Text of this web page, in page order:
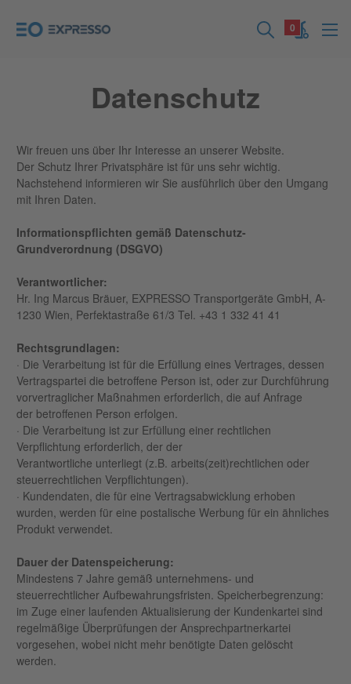
0
Datenschutz
Wir freuen uns über Ihr Interesse an unserer Website.
Der Schutz Ihrer Privatsphäre ist für uns sehr wichtig.
Nachstehend informieren wir Sie ausführlich über den Umgang
mit Ihren Daten.
Informationspflichten gemäß Datenschutz-
Grundverordnung (DSGVO)
Verantwortlicher:
Hr. Ing Marcus Bräuer, EXPRESSO Transportgeräte GmbH, A-
1230 Wien, Perfektastraße 61/3 Tel. +43 1 332 41 41
Rechtsgrundlagen:
· Die Verarbeitung ist für die Erfüllung eines Vertrages, dessen
Vertragspartei die betroffene Person ist, oder zur Durchführung
vorvertraglicher Maßnahmen erforderlich, die auf Anfrage
der betroffenen Person erfolgen.
· Die Verarbeitung ist zur Erfüllung einer rechtlichen
Verpflichtung erforderlich, der der
Verantwortliche unterliegt (z.B. arbeits(zeit)rechtlichen oder
steuerrechtlichen Verpflichtungen).
· Kundendaten, die für eine Vertragsabwicklung erhoben
wurden, werden für eine postalische Werbung für ein ähnliches
Produkt verwendet.
Dauer der Datenspeicherung:
Mindestens 7 Jahre gemäß unternehmens- und
steuerrechtlicher Aufbewahrungsfristen. Speicherbegrenzung:
im Zuge einer laufenden Aktualisierung der Kundenkartei sind
regelmäßige Überprüfungen der Ansprechpartnerkartei
vorgesehen, wobei nicht mehr benötigte Daten gelöscht
werden.